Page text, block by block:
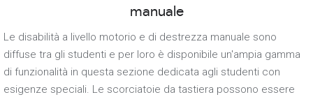
manuale
Le disabilità a livello motorio e di destrezza manuale sono
diffuse tra gli studenti e per loro è disponibile un'ampia gamma
di funzionalità in questa sezione dedicata agli studenti con
esigenze speciali. Le scorciatoie da tastiera possono essere